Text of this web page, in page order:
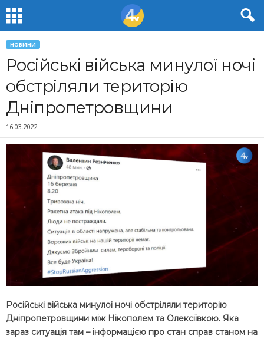
НОВИНИ
Російські війська минулої ночі
обстріляли територію
Дніпропетровщини
16.03.2022
Російські війська минулої ночі обстріляли територію
Дніпропетровщини між Нікополем та Олексіївкою. Яка
зараз ситуація там – інформацією про стан справ станом на